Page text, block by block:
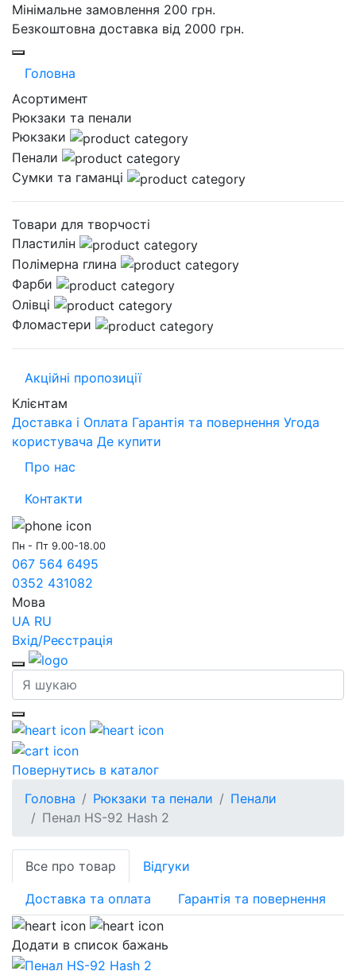
Мінімальне замовлення 200 грн.
Безкоштовна доставка від 2000 грн.
Головна
Асортимент
Рюкзаки та пенали
Рюкзаки
Пенали
Сумки та гаманці
Товари для творчості
Пластилін
Полімерна глина
Фарби
Олівці
Фломастери
Акційні пропозиції
Клієнтам
Доставка і Оплата Гарантія та повернення Угода
користувача Де купити
Про нас
Контакти
Пн - Пт 9.00-18.00
067 564 6495
0352 431082
Мова
UA RU
Вхід/Реєстрація
Повернутись в каталог
Головна
Рюкзаки та пенали
Пенали
Пенал HS-92 Hash 2
Все про товар Відгуки
Доставка та оплата Гарантія та повернення
Додати в список бажань